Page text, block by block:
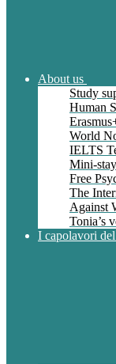
About us
Study
Human
World
IELTS
Mini-
Free
The
Against
Tonia’s
I capolavori